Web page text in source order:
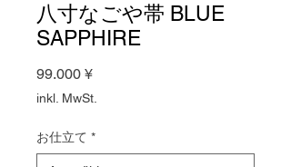
八寸なごや帯 BLUE
SAPPHIRE
99.000 ¥Preis
inkl. MwSt.
お仕立て *